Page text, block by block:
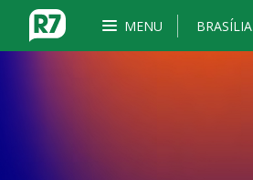
MENU BRASÍLIA